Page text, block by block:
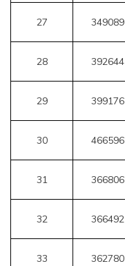
27 349089
28 392644
29 399176
30 466596
31 366806
32 366492
33 362780